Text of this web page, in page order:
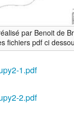
par Benoit de
fichiers pdf ci
1.pdf‎
2.pdf‎